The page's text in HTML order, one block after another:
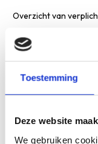
Toestemming
Deze website
We gebruiken
Overzicht van
Huisartsen:
40
geaccrediteerd, in
spoedeisende